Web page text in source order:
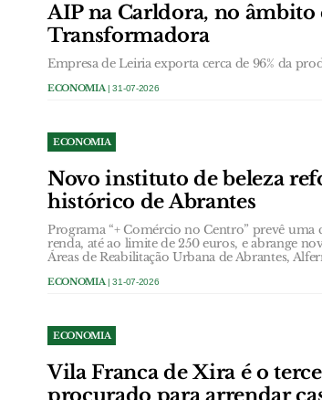
AIP na Carldora, no
Transformadora
Empresa de Leiria exporta cerca de 96% da
ECONOMIA | 31-07-2026
ECONOMIA
Novo instituto de beleza
histórico de Abrantes
Programa “+ Comércio no Centro” prevê
renda, até ao limite de 250 euros, e abrange
Áreas de Reabilitação Urbana de Abrantes,
ECONOMIA | 31-07-2026
ECONOMIA
Vila Franca de Xira é o